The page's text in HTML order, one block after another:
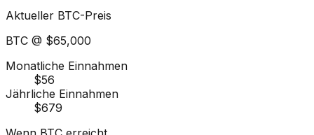
Aktueller BTC-Preis
BTC @ $65,000
Monatliche Einnahmen
$56
Jährliche Einnahmen
$679